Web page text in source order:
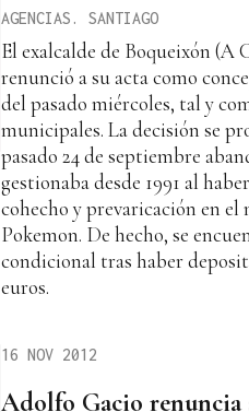
AGENCIAS. SANTIAGO
El exalcalde de Boqueixón (A
renunció a su acta como
del pasado miércoles, tal y
municipales. La decisión se
pasado 24 de septiembre
gestionaba desde 1991 al
cohecho y prevaricación en el
Pokemon. De hecho, se
condicional tras haber
euros.
16 NOV 2012
Adolfo Gacio renuncia